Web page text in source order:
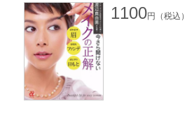
1100円（税込）